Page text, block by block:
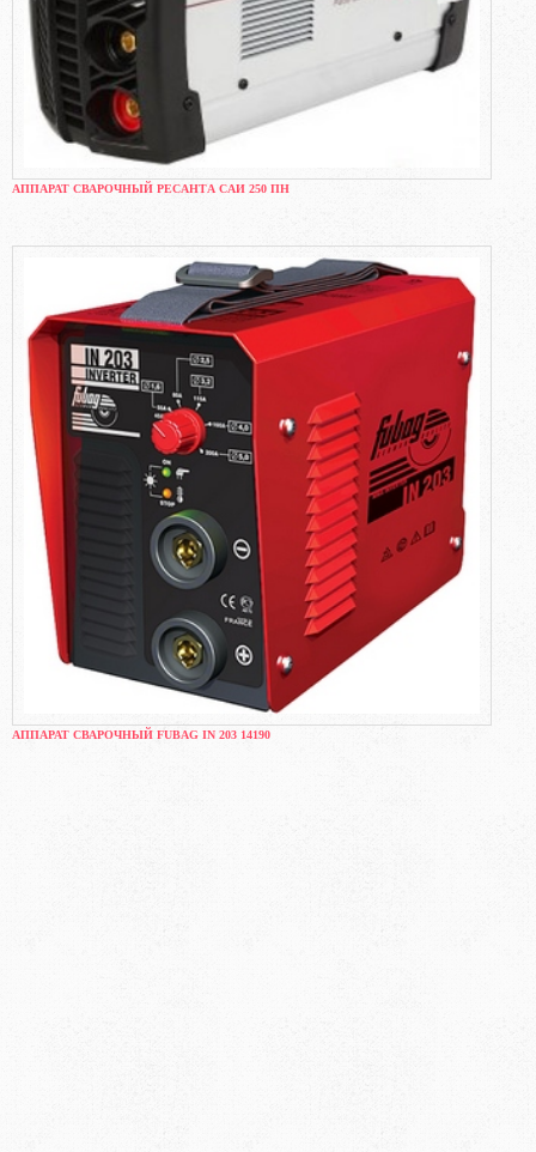
АППАРАТ СВАРОЧНЫЙ РЕСАНТА САИ 250 ПН
АППАРАТ СВАРОЧНЫЙ FUBAG IN 203 14190